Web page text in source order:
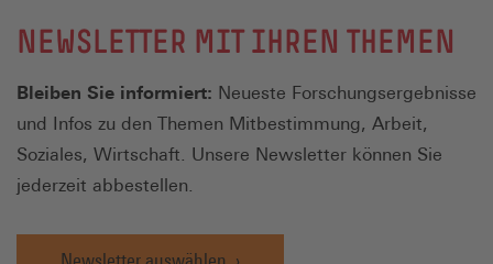
NEWSLETTER MIT IHREN THEMEN
Bleiben Sie informiert: Neueste Forschungsergebnisse
und Infos zu den Themen Mitbestimmung, Arbeit,
Soziales, Wirtschaft. Unsere Newsletter können Sie
jederzeit abbestellen.